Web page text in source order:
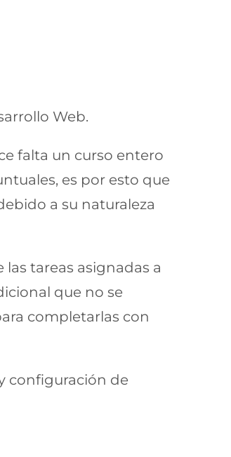
Web.
falta un curso entero
es por esto que
a su naturaleza
tareas asignadas a
que no se
completarlas con
configuración de